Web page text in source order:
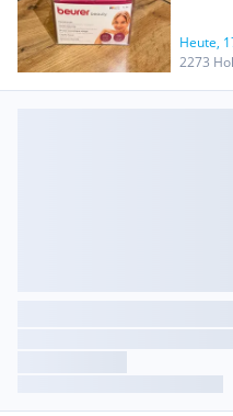
Heute,
2273